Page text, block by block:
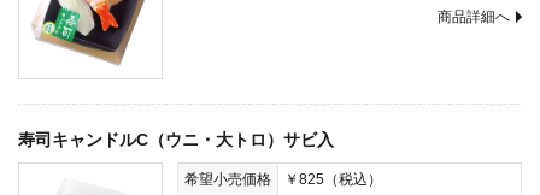
商品詳細へ
寿司キャンドルC（ウニ・大トロ）サビ入
希望小売価格 ￥825（税込）